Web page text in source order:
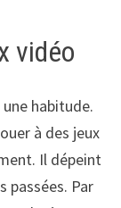
vidéo
habitude.
à des jeux
Il dépeint
passées. Par